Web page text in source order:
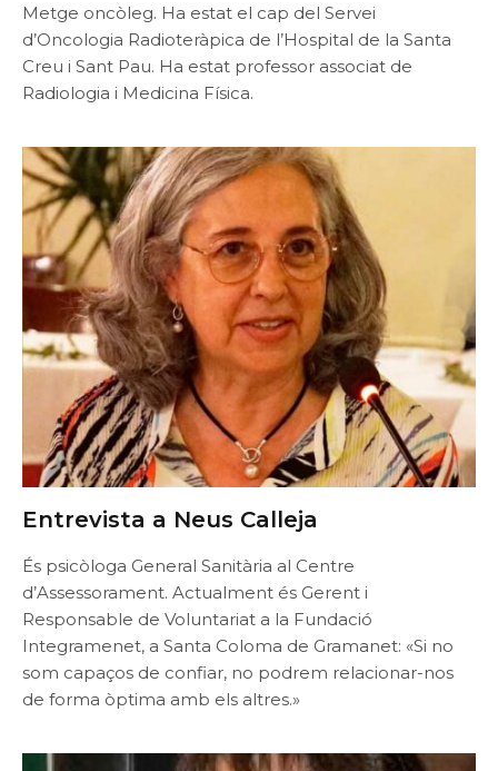
Metge oncòleg. Ha estat el cap del Servei
d’Oncologia Radioteràpica de l’Hospital de la Santa
Creu i Sant Pau. Ha estat professor associat de
Radiologia i Medicina Física.
Entrevista a Neus Calleja
És psicòloga General Sanitària al Centre
d’Assessorament. Actualment és Gerent i
Responsable de Voluntariat a la Fundació
Integramenet, a Santa Coloma de Gramanet: «Si no
som capaços de confiar, no podrem relacionar-nos
de forma òptima amb els altres.»